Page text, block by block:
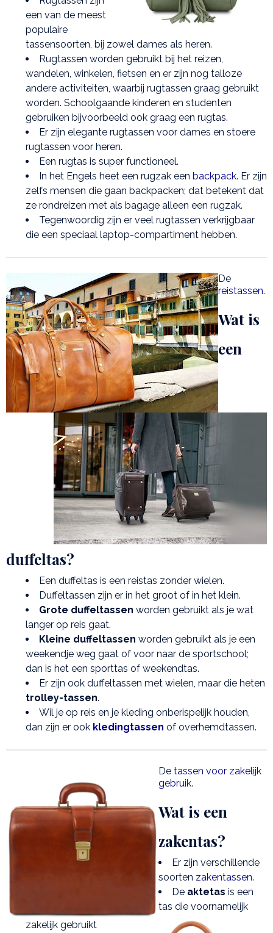
een van de meest
populaire
tassensoorten, bij zowel dames als heren.
Rugtassen worden gebruikt bij het reizen,
wandelen, winkelen, fietsen en er zijn nog talloze
andere activiteiten, waarbij rugtassen graag gebruikt
worden. Schoolgaande kinderen en studenten
gebruiken bijvoorbeeld ook graag een rugtas.
Er zijn elegante rugtassen voor dames en stoere
rugtassen voor heren.
Een rugtas is super functioneel.
In het Engels heet een rugzak een backpack. Er zijn
zelfs mensen die gaan backpacken; dat betekent dat
ze rondreizen met als bagage alleen een rugzak.
Tegenwoordig zijn er veel rugtassen verkrijgbaar
die een speciaal laptop-compartiment hebben.
De
reistassen.
Wat is
een
duffeltas?
Een duffeltas is een reistas zonder wielen.
Duffeltassen zijn er in het groot of in het klein.
Grote duffeltassen worden gebruikt als je wat
langer op reis gaat.
Kleine duffeltassen worden gebruikt als je een
weekendje weg gaat of voor naar de sportschool;
dan is het een sporttas of weekendtas.
Er zijn ook duffeltassen met wielen, maar die heten
trolley-tassen.
Wil je op reis en je kleding onberispelijk houden,
dan zijn er ook kledingtassen of overhemdtassen.
De tassen voor zakelijk
gebruik.
Wat is een
zakentas?
Er zijn verschillende
soorten zakentassen.
De aktetas is een
tas die voornamelijk
zakelijk gebruikt